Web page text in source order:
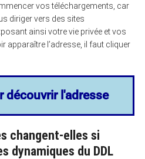
vos téléchargements, car
diriger vers des sites
ainsi votre vie privée et vos
apparaître l’adresse, il faut cliquer
découvrir l'adresse
changent-elles si
dynamiques du DDL